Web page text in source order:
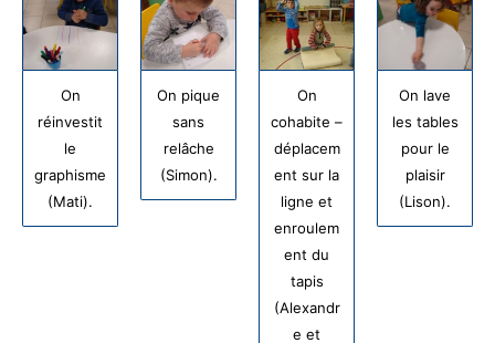
On
réinvestit
le
graphisme
(Mati).
On pique
sans
relâche
(Simon).
On
cohabite –
déplacem
ent sur la
ligne et
enroulem
ent du
tapis
(Alexandr
e et
On lave
les tables
pour le
plaisir
(Lison).